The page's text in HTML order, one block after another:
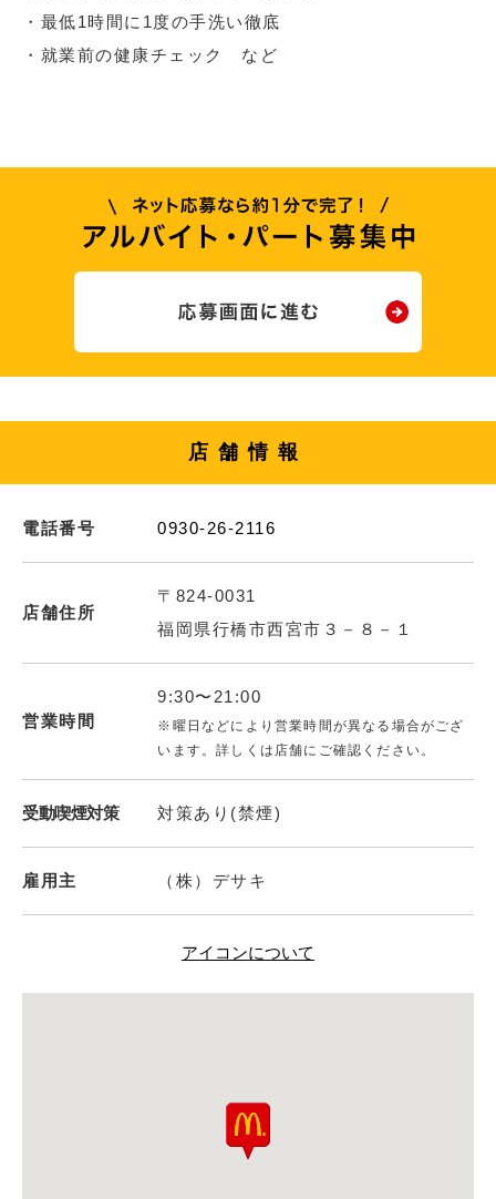
・最低1時間に1度の手洗い徹底
・就業前の健康チェック など
店舗情報
電話番号 0930-26-2116
店舗住所
〒824-0031
福岡県行橋市西宮市３－８－１
営業時間
9:30〜21:00
※曜日などにより営業時間が異なる場合がござ
います。詳しくは店舗にご確認ください。
受動喫煙対策 対策あり(禁煙)
雇用主 （株）デサキ
アイコンについて